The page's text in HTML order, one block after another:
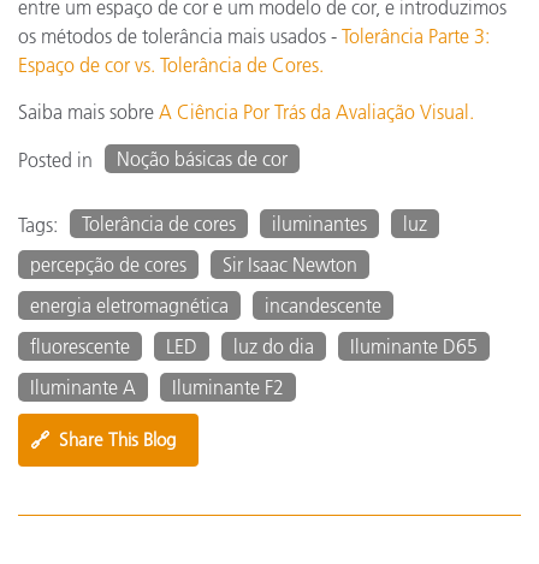
entre um espaço de cor e um modelo de cor, e introduzimos
os métodos de tolerância mais usados - Tolerância Parte 3:
Espaço de cor vs. Tolerância de Cores.
Saiba mais sobre A Ciência Por Trás da Avaliação Visual.
Posted in
Noção básicas de cor
Tags: Tolerância de cores iluminantes
luz
percepção de cores
Sir Isaac Newton
energia eletromagnética
incandescente
fluorescente
LED luz do dia
Iluminante D65
Iluminante A
Iluminante F2
🔗 Share This Blog